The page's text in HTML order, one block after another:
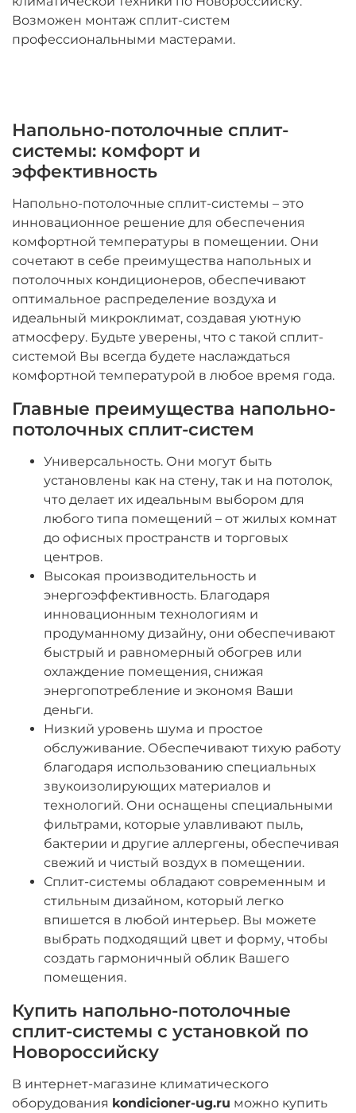
Возможен монтаж сплит-систем
профессиональными мастерами.
Напольно-потолочные сплит-
системы: комфорт и
эффективность
Напольно-потолочные сплит-системы – это
инновационное решение для обеспечения
комфортной температуры в помещении. Они
сочетают в себе преимущества напольных и
потолочных кондиционеров, обеспечивают
оптимальное распределение воздуха и
идеальный микроклимат, создавая уютную
атмосферу. Будьте уверены, что с такой сплит-
системой Вы всегда будете наслаждаться
комфортной температурой в любое время года.
Главные преимущества напольно-
потолочных сплит-систем
Универсальность. Они могут быть
установлены как на стену, так и на потолок,
что делает их идеальным выбором для
любого типа помещений – от жилых комнат
до офисных пространств и торговых
центров.
Высокая производительность и
энергоэффективность. Благодаря
инновационным технологиям и
продуманному дизайну, они обеспечивают
быстрый и равномерный обогрев или
охлаждение помещения, снижая
энергопотребление и экономя Ваши
деньги.
Низкий уровень шума и простое
обслуживание. Обеспечивают тихую работу
благодаря использованию специальных
звукоизолирующих материалов и
технологий. Они оснащены специальными
фильтрами, которые улавливают пыль,
бактерии и другие аллергены, обеспечивая
свежий и чистый воздух в помещении.
Сплит-системы обладают современным и
стильным дизайном, который легко
впишется в любой интерьер. Вы можете
выбрать подходящий цвет и форму, чтобы
создать гармоничный облик Вашего
помещения.
Купить напольно-потолочные
сплит-системы с установкой по
Новороссийску
В интернет-магазине климатического
оборудования kondicioner-ug.ru можно купить